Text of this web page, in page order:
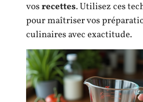
vosrecettes. Utilisez ces
pour maîtriser vos
culinaires avec exactitude.